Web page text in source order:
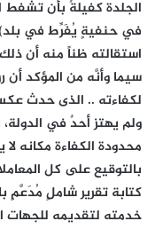
الجلدة كفيلةٌ بأن
في حنفيةٍ يُفَرِّط في
استقالته ظناً منه أن ذلك
سيما وأنَّه من المؤكد أن
لكفاءته .. الذى حدث
ولم يهتز أحدٌ في
محدودة الكفاءة مكانه
بالتوقيع على كل
كتابة تقرير شاملٍ مُدَعَّمٍ
خدمته لتقديمه للجهات